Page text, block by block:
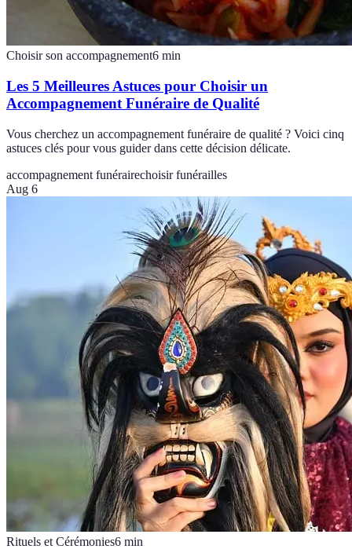
Choisir son accompagnement6 min
Les 5 Meilleures Astuces pour Choisir un
Accompagnement Funéraire de Qualité
Vous cherchez un accompagnement funéraire de qualité ? Voici cinq
astuces clés pour vous guider dans cette décision délicate.
accompagnement funérairechoisir funérailles
Aug 6
Rituels et Cérémonies6 min